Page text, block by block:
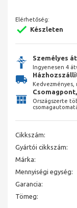
Elérhetőség:
Készleten
Személyes
Ingyenesen 4
Kedvezményes,
Országszerte
Cikkszám:
Gyártói cikkszám:
Márka:
Mennyiségi egység:
Garancia:
Tömeg: